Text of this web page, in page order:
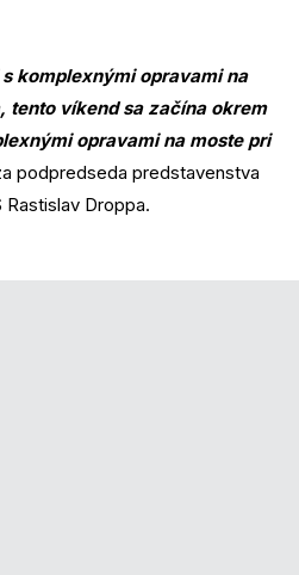
komplexnými opravami na
tento víkend sa začína okrem
opravami na moste pri
podpredseda predstavenstva
Droppa.